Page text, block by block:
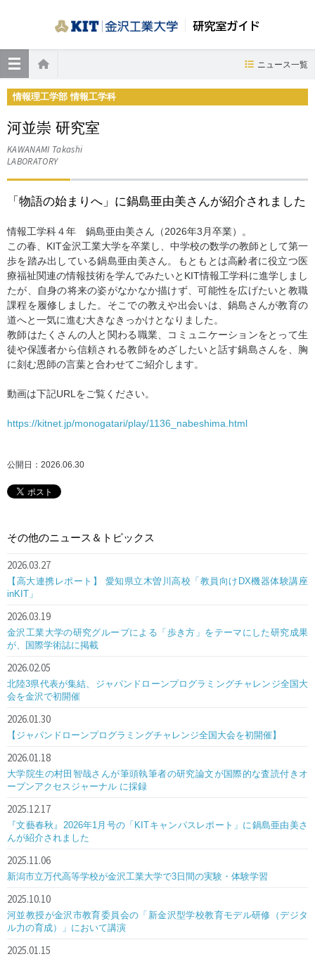
研究室ガイド
ホーム
ニュース一覧
情報理工学部 情報工学科
河並崇 研究室
KAWANAMI Takashi
LABORATORY
「物語の始まりへ」に鍋島亜由美さんが紹介されました
情報工学科４年 鍋島亜由美さん（2026年3月卒業）。
この春、KIT金沢工業大学を卒業し、中学校の数学の教師として第一
歩を踏み出している鍋島亜由美さん。もともとは高齢者に役立つ医
療福祉関連の情報技術を学んでみたいとKIT情報工学科に進学しまし
たが、自身の将来の姿がなかなか描けず、可能性を広げたいと教職
課程を履修しました。そこでの教えや出会いは、鍋島さんが教育の
道へと一気に進む大きなきっかけとなりました。
教師はたくさんの人と関わる職業、コミュニケーションをとって生
徒や保護者から信頼される教師をめざしたいと話す鍋島さんを、胸
に刻む恩師の言葉と合わせてご紹介します。
動画は下記URLをご覧ください。
https://kitnet.jp/monogatari/play/1136_nabeshima.html
公開日：2026.06.30
その他のニュース＆トピックス
2026.03.27
【高大連携レポート】 愛知県立木曽川高校「教員向けDX機器体験講座
inKIT」
2026.03.19
金沢工業大学の研究グループによる「歩き方」をテーマにした研究成果
が、国際学術誌に掲載
2026.02.05
北陸3県代表が集結、ジャパンドローンプログラミングチャレンジ全国大
会を金沢で初開催
2026.01.30
【ジャパンドローンプログラミングチャレンジ全国大会を初開催】
2026.01.18
大学院生の村田智哉さんが筆頭執筆者の研究論文が国際的な査読付きオ
ープンアクセスジャーナル に採録
2025.12.17
『文藝春秋』2026年1月号の「KITキャンパスレポート」に鍋島亜由美さ
んが紹介されました
2025.11.06
新潟市立万代高等学校が金沢工業大学で3日間の実験・体験学習
2025.10.10
河並教授が金沢市教育委員会の「新金沢型学校教育モデル研修（デジタ
ル力の育成）」において講演
2025.01.15